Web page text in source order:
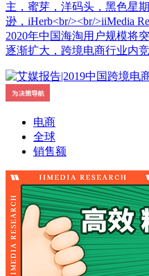
主，蜜芽，洋码头，黑色星
逊，iHerb<br/><br/>iiMedia
2020年中国海淘用户规模将
逐渐扩大，跨境电商行业内
电商
全球
销售额